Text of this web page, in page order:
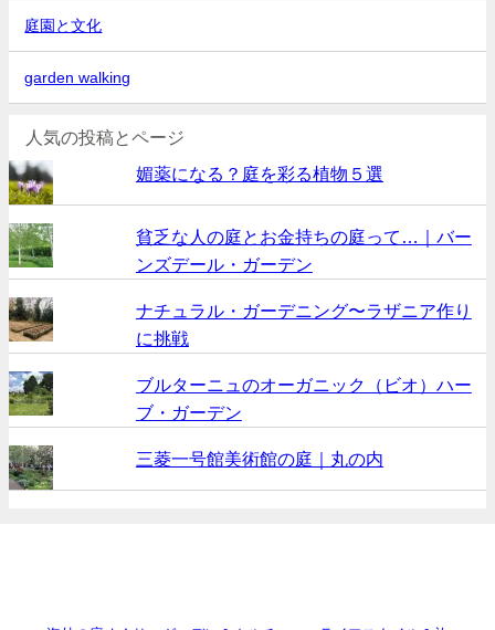
庭園と文化
garden walking
人気の投稿とページ
媚薬になる？庭を彩る植物５選
貧乏な人の庭とお金持ちの庭って…｜バー
ンズデール・ガーデン
ナチュラル・ガーデニング〜ラザニア作り
に挑戦
ブルターニュのオーガニック（ビオ）ハー
ブ・ガーデン
三菱一号館美術館の庭｜丸の内